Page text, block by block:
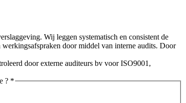
Wij leggen systematisch en consistent de
door middel van interne audits. Door
door externe auditeurs bv voor ISO9001,
? *